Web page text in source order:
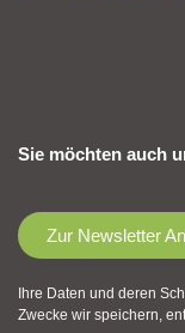
Sie möchten auch
Zur Newsletter
Ihre Daten und deren
Zwecke wir speichern,